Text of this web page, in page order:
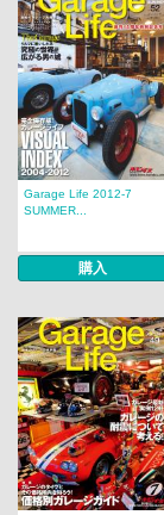
Garage Life 2012-7
SUMMER...
購入